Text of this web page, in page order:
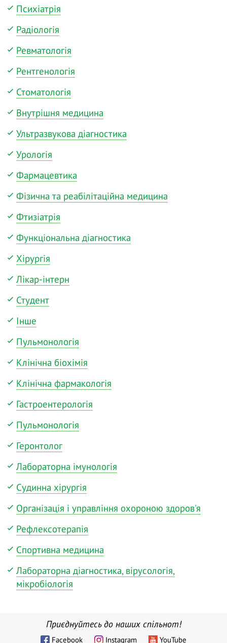
Психіатрія
Радіологія
Ревматологія
Рентгенологія
Стоматологія
Внутрішня медицина
Ультразвукова діагностика
Урологія
Фармацевтика
Фізична та реабілітаційна медицина
Фтизіатрія
Функціональна діагностика
Хірургія
Лікар-інтерн
Студент
Інше
Пульмонологія
Клінічна біохімія
Клінічна фармакологія
Гастроентерологія
Пульмонологія
Геронтолог
Лабораторна імунологія
Судинна хірургія
Організація і управління охороною здоров'я
Рефлексотерапія
Спортивна медицина
Лабораторна діагностика, вірусологія,
мікробіологія
Приєднуйтесь до наших спільнот!
Facebook Instagram YouTube